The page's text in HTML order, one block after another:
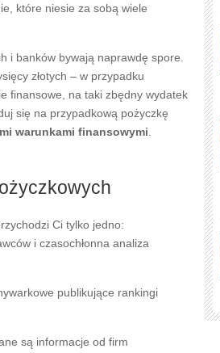
które niesie za sobą wiele
i banków bywają naprawdę spore.
złotych – w przypadku
finansowe, na taki zbędny wydatek
się na przypadkową pożyczkę
warunkami finansowymi
Ci tylko jedno:
i czasochłonna analiza
publikujące rankingi
są informacje od firm